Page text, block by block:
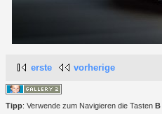
erste vorherige
Tipp: Verwende zum Navigieren die Tasten B